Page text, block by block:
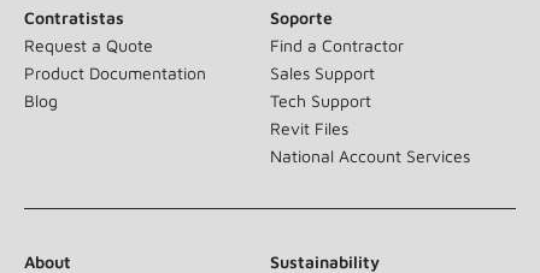
Contratistas
Request a Quote
Product Documentation
Blog
Soporte
Find a Contractor
Sales Support
Tech Support
Revit Files
National Account Services
About
Sustainability